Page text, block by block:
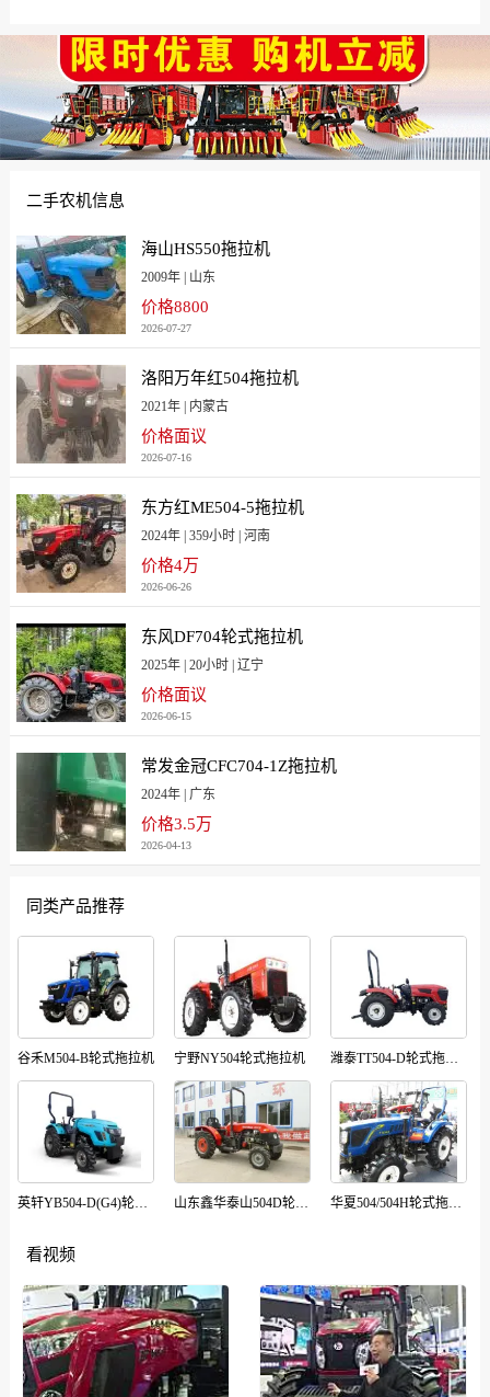
[河南]8400 [黑龙江]6100
[湖北]8400 [湖南]6100
[吉林]6200 [吉林]6500
[江苏]6100 [江西]10200
[辽宁大连]5700
[内蒙古]6200
[宁夏]7000
[山东]7000
[山西]6900
[陕西]8700
[四川]10900
[西藏]14100
[新疆]9400
[浙江宁波]10900
二手农机信息
海山HS550拖拉机
2009年 | 山东
价格8800
2026-07-27
洛阳万年红504拖拉机
2021年 | 内蒙古
价格面议
2026-07-16
东方红ME504-5拖拉机
2024年 | 359小时 | 河南
价格4万
2026-06-26
东风DF704轮式拖拉机
2025年 | 20小时 | 辽宁
价格面议
2026-06-15
常发金冠CFC704-1Z拖拉机
2024年 | 广东
价格3.5万
2026-04-13
同类产品推荐
谷禾M504-B轮式拖拉机 宁野NY504轮式拖拉机 潍泰TT504-D轮式拖拉机
英轩YB504-D(G4)轮式拖拉机 山东鑫华泰山504D轮式拖拉机 华夏504/504H轮式拖拉机
看视频